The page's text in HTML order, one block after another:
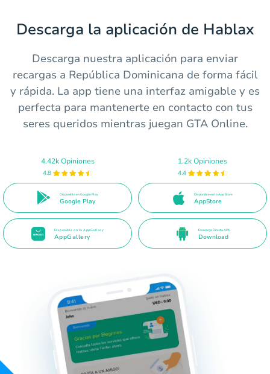
Descarga la aplicación de Hablax
Descarga nuestra aplicación para enviar
recargas a República Dominicana de forma fácil
y rápida. La app tiene una interfaz amigable y es
perfecta para mantenerte en contacto con tus
seres queridos mientras juegan GTA Online.
4.42k Opiniones
4.8
Disponible en Google Play
Google Play
1.2k Opiniones
4.4
Disponible en la App Store
AppStore
Disponible en la AppGallery
AppGallery
Descarga Directa APK
Download